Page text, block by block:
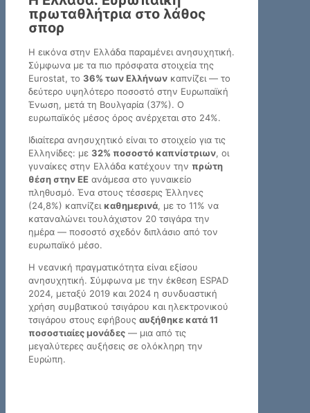
πρωταθλήτρια στο λάθος
σπορ
Η εικόνα στην Ελλάδα παραμένει ανησυχητική.
Σύμφωνα με τα πιο πρόσφατα στοιχεία της
Eurostat, το 36% των Ελλήνων καπνίζει — το
δεύτερο υψηλότερο ποσοστό στην Ευρωπαϊκή
Ένωση, μετά τη Βουλγαρία (37%). Ο
ευρωπαϊκός μέσος όρος ανέρχεται στο 24%.
Ιδιαίτερα ανησυχητικό είναι το στοιχείο για τις
Ελληνίδες: με 32% ποσοστό καπνίστριων, οι
γυναίκες στην Ελλάδα κατέχουν την πρώτη
θέση στην ΕΕ ανάμεσα στο γυναικείο
πληθυσμό. Ένα στους τέσσερις Έλληνες
(24,8%) καπνίζει καθημερινά, με το 11% να
καταναλώνει τουλάχιστον 20 τσιγάρα την
ημέρα — ποσοστό σχεδόν διπλάσιο από τον
ευρωπαϊκό μέσο.
Η νεανική πραγματικότητα είναι εξίσου
ανησυχητική. Σύμφωνα με την έκθεση ESPAD
2024, μεταξύ 2019 και 2024 η συνδυαστική
χρήση συμβατικού τσιγάρου και ηλεκτρονικού
τσιγάρου στους εφήβους αυξήθηκε κατά 11
ποσοστιαίες μονάδες — μια από τις
μεγαλύτερες αυξήσεις σε ολόκληρη την
Ευρώπη.